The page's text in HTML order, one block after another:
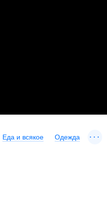
Еда и всякое Одежда ...